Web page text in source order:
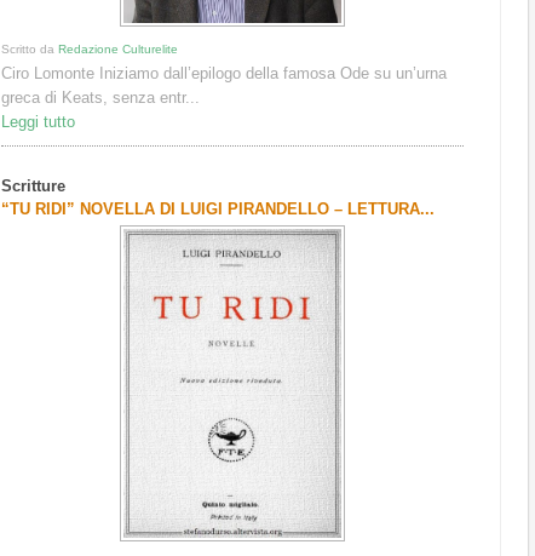
Scritto daRedazione Culturelite
Ciro Lomonte Iniziamo dall’epilogo della famosa Ode su un’urna
greca di Keats, senza entr...
Leggi tutto
Scritture
“TU RIDI” NOVELLA DI LUIGI PIRANDELLO – LETTURA...